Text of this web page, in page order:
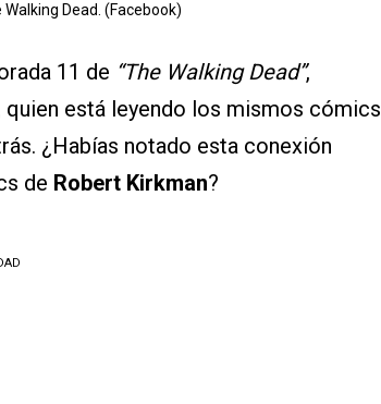
Dead. (Facebook)
11 de “The Walking Dead”,
quien está leyendo los mismos cómics
¿Habías notado esta conexión
de Robert Kirkman?